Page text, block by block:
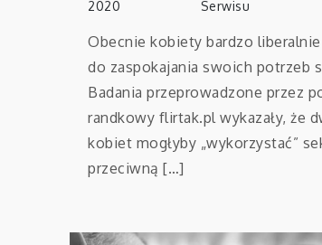
2020
Serwisu
Obecnie kobiety bardzo
do zaspokajania swoich potrzeb
Badania przeprowadzone przez
randkowy flirtak.pl wykazały, że
kobiet mogłyby „wykorzystać”
przeciwną […]